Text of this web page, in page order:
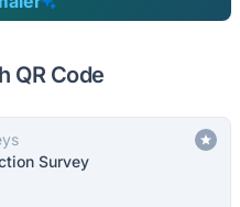
QR Code
Survey